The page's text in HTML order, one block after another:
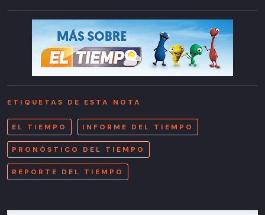
ETIQUETAS DE ESTA NOTA
EL TIEMPO INFORME DEL TIEMPO
PRONÓSTICO DEL TIEMPO
REPORTE DEL TIEMPO